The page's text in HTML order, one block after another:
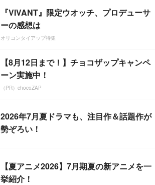
『VIVANT』限定ウオッチ、プロデューサ
ーの感想は
オリコンタイアップ特集
【8月12日まで！】チョコザップキャンペ
ーン実施中！
（PR）chocoZAP
2026年7月夏ドラマも、注目作＆話題作が
勢ぞろい！
【夏アニメ2026】7月期夏の新アニメを一
挙紹介！